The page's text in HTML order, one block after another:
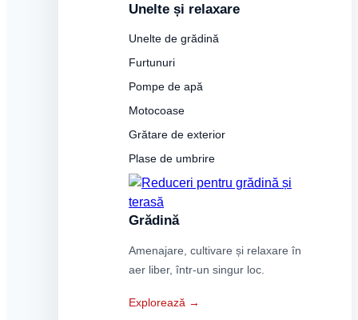
Unelte și relaxare
Unelte de grădină
Furtunuri
Pompe de apă
Motocoase
Grătare de exterior
Plase de umbrire
Grădină
Amenajare, cultivare și relaxare în
aer liber, într-un singur loc.
Explorează →